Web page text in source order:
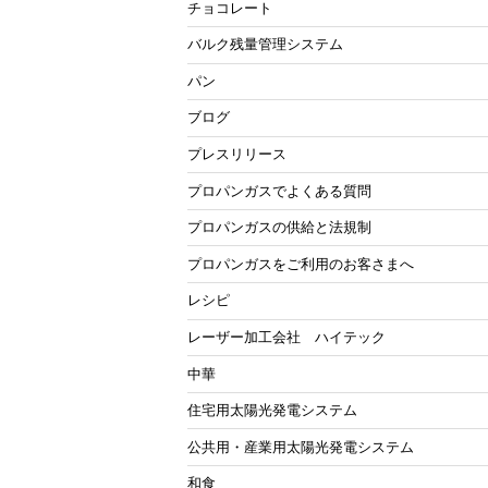
チョコレート
バルク残量管理システム
パン
ブログ
プレスリリース
プロパンガスでよくある質問
プロパンガスの供給と法規制
プロパンガスをご利用のお客さまへ
レシピ
レーザー加工会社 ハイテック
中華
住宅用太陽光発電システム
公共用・産業用太陽光発電システム
和食